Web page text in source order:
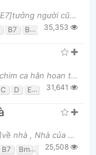
Tôi xin [Em]người cứ gian [G]dối, cho tôi [E7]tưởng người cũng yêu [Am]tôi Cho tôi [D]còn được thấy
B7 Bm C D E7
35,353
Ngày em [Em]bước vào đời Có [Am]tiếng chim ca hân hoan trên khung trời [D]xanh tuyệt [G]vời Với [
C D E7 Em G
31,641
1. Rồi đây anh |[Cmaj7]sẽ [B7]đưa em [Em]về nhà , Nhà của đôi |[Am]ta [D]xinh xinh nhỏ [G]bé Có
B7 Bm C#m Cmaj7
25,508